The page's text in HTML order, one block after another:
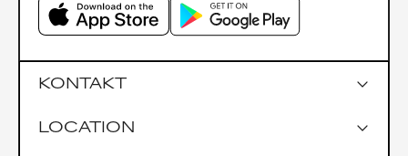
KONTAKT
LOCATION